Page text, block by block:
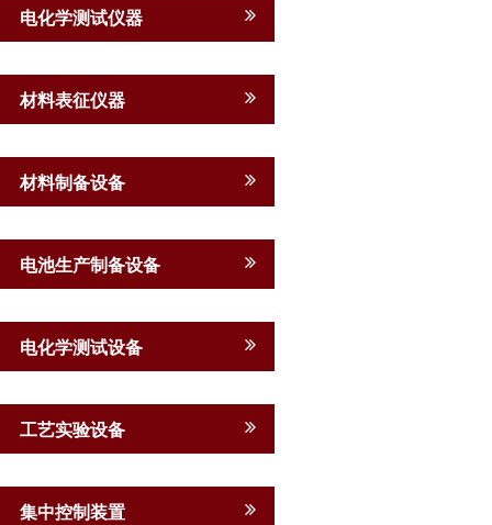
电化学测试仪器
材料表征仪器
材料制备设备
电池生产制备设备
电化学测试设备
工艺实验设备
集中控制装置